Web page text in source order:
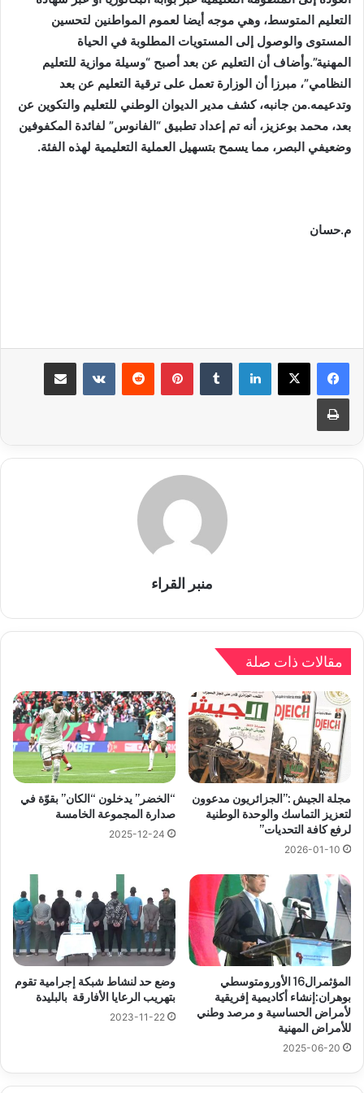
التعليم المتوسط، وهي موجه أيضا لعموم المواطنين لتحسين
المستوى والوصول إلى المستويات المطلوبة في الحياة
المهنية”.وأضاف أن التعليم عن بعد أصبح “وسيلة موازية للتعليم
النظامي”، مبرزا أن الوزارة تعمل على ترقية التعليم عن بعد
وتدعيمه.من جانبه، كشف مدير الديوان الوطني للتعليم والتكوين عن
بعد، محمد بوعزيز، أنه تم إعداد تطبيق “الفانوس” لفائدة المكفوفين
وضعيفي البصر، مما يسمح بتسهيل العملية التعليمية لهذه الفئة.
م.حسان
لينكدإن بينتيريست
طباعة
منبر القراء
مقالات ذات صلة
مجلة الجيش :”الجزائريون مدعوون
لتعزيز التماسك والوحدة الوطنية
لرفع كافة التحديات”
2026-01-10
“الخضر” يدخلون “الكان” بقوّة في
صدارة المجموعة الخامسة
2025-12-24
المؤثمرال16 الأورومتوسطي
بوهران:إنشاء أكاديمية إفريقية
لأمراض الحساسية و مرصد وطني
للأمراض المهنية
2025-06-20
وضع حد لنشاط شبكة إجرامية تقوم
بتهريب الرعايا الأفارقة بالبليدة
2023-11-22